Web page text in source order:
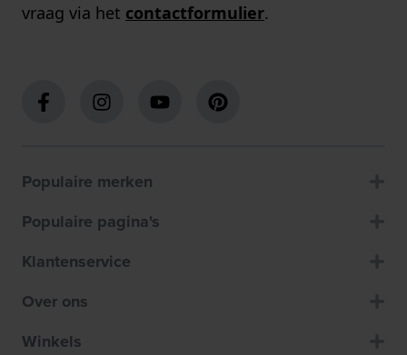
vraag via het contactformulier.
Populaire merken
Populaire pagina's
Klantenservice
Over ons
Winkels